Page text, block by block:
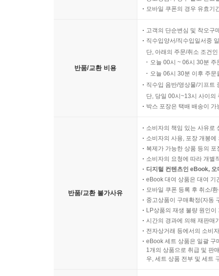
모바일 쿠폰의 경우 유효기
반품/교환 비용
고객의 단순변심 및 착오구
직수입양서/직수입일서중
단, 아래의 주문/취소 조건
오늘 00시 ~ 06시 30분
오늘 06시 30분 이후 주
직수입 음반/영상물/기프트
단, 당일 00시~13시 사이의
박스 포장은 택배 배송이
반품/교환 불가사유
소비자의 책임 있는 사유로
소비자의 사용, 포장 개봉
복제가 가능한 상품 등의
소비자의 요청에 따라 개별
디지털 컨텐츠인 eBook,
eBook 대여 상품은 대여 기
모바일 쿠폰 등록 후 취소/
중고상품이 구매확정(자동
LP상품의 재생 불량 원인
시간의 경과에 의해 재판매
전자상거래 등에서의 소비
eBook 세트 상품은 일괄 구
1개의 상품으로 취급 및 판
우, 세트 상품 전부 및 세트